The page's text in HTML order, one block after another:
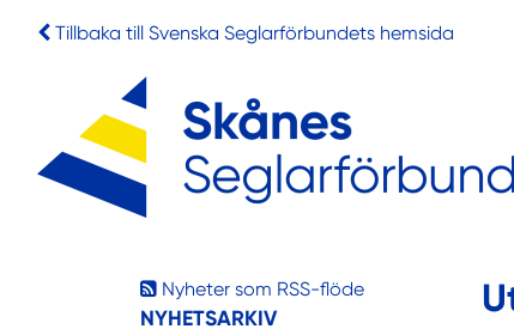
Tillbaka till Svenska Seglarförbundets hemsida
Nyheter som RSS-flöde
NYHETSARKIV